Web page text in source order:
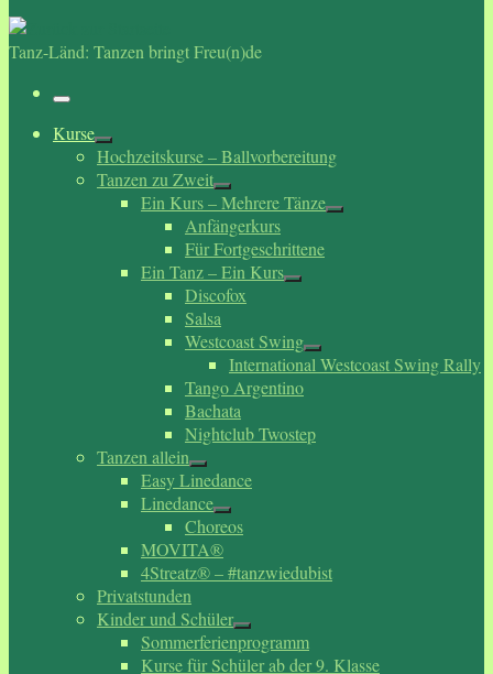
Tanz-Länd: Tanzen bringt Freu(n)de
Menü
Kurse
Hochzeitskurse – Ballvorbereitung
Tanzen zu Zweit
Ein Kurs – Mehrere Tänze
Anfängerkurs
Für Fortgeschrittene
Ein Tanz – Ein Kurs
Discofox
Salsa
Westcoast Swing
International Westcoast Swing Rally
Tango Argentino
Bachata
Nightclub Twostep
Tanzen allein
Easy Linedance
Linedance
Choreos
MOVITA®
4Streatz® – #tanzwiedubist
Privatstunden
Kinder und Schüler
Sommerferienprogramm
Kurse für Schüler ab der 9. Klasse